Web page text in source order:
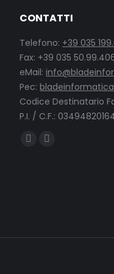
CONTATTI
Telefono: +39 035
Fax: +39 035
eMail:
Pec:
Codice Destinatario
P.I. / C.F.:
Find us on:
Facebook
Linkedin